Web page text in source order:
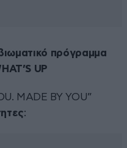
πρόγραμμα
UP
MADE BY YOU”
: